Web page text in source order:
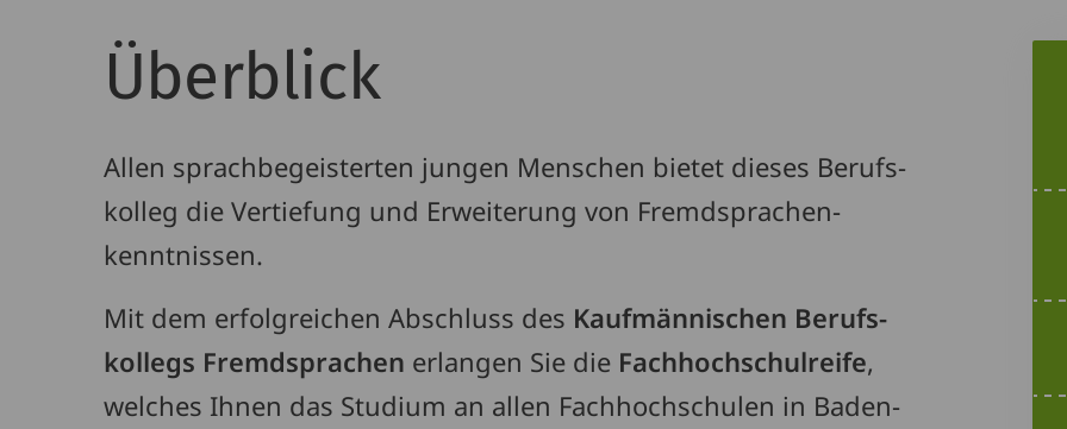
Berufskolleg
Fremdsprachen
Überblick
Allen sprachbegeisterten jungen Menschen bietet dieses Berufs­
kolleg die Vertiefung und Erweiterung von Fremd­sprachen­
kenntnissen.
Mit dem erfolgreichen Abschluss des Kaufmännischen Berufs­
kollegs Fremdsprachen erlangen Sie die Fachhochschulreife,
welches Ihnen das Studium an allen Fachhochschulen in Baden-